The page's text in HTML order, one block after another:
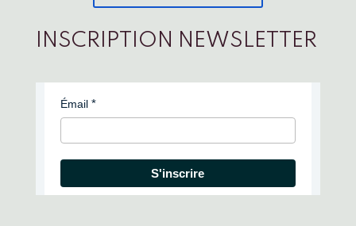
INSCRIPTION NEWSLETTER
Émail
S'inscrire